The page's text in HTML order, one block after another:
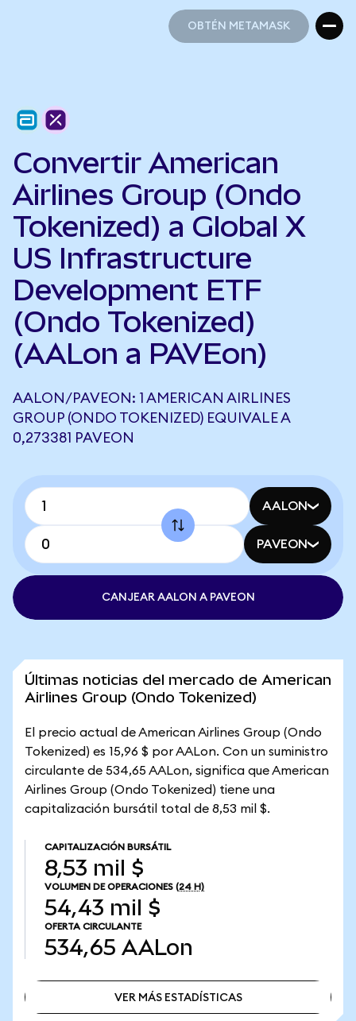
OBTÉN METAMASK
Convertir American
Airlines Group (Ondo
Tokenized) a Global X
US Infrastructure
Development ETF
(Ondo Tokenized)
(AALon a PAVEon)
AALON/PAVEON: 1 AMERICAN AIRLINES
GROUP (ONDO TOKENIZED) EQUIVALE A
0,273381 PAVEON
AALON
PAVEON
CANJEAR AALON A PAVEON
Últimas noticias del mercado de American
Airlines Group (Ondo Tokenized)
El precio actual de American Airlines Group (Ondo
Tokenized) es 15,96 $ por AALon. Con un suministro
circulante de 534,65 AALon, significa que American
Airlines Group (Ondo Tokenized) tiene una
capitalización bursátil total de 8,53 mil $.
CAPITALIZACIÓN BURSÁTIL
8,53 mil $
VOLUMEN DE OPERACIONES (24 H)
54,43 mil $
OFERTA CIRCULANTE
534,65 AALon
VER MÁS ESTADÍSTICAS